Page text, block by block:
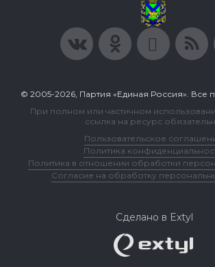
© 2005-2026, Партия «Единая Россия». Все
При полном или частичном
ссылка на ресурс
Пользовательское
Политика
Политика в отношении обработки
Согласие на обработку
Сделано в Extyl